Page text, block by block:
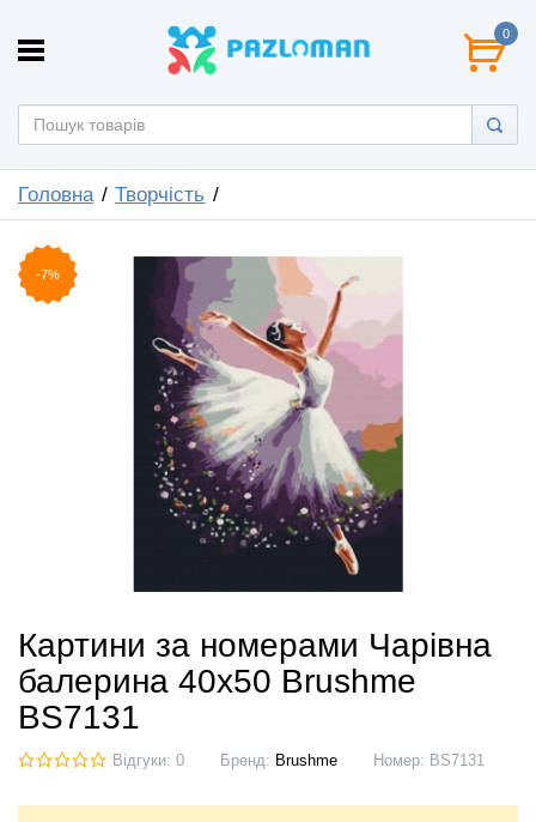
0
Головна Творчість
-7%
Картини за номерами Чарівна
балерина 40x50 Brushme
BS7131
Відгуки: 0 Бренд: Brushme Номер: BS7131